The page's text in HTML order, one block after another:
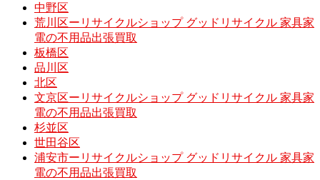
中野区
荒川区ーリサイクルショップ グッドリサイクル 家具家
電の不用品出張買取
板橋区
品川区
北区
文京区ーリサイクルショップ グッドリサイクル 家具家
電の不用品出張買取
杉並区
世田谷区
浦安市ーリサイクルショップ グッドリサイクル 家具家
電の不用品出張買取